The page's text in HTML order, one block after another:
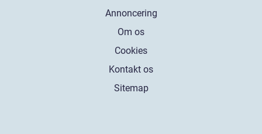
Annoncering
Om os
Cookies
Kontakt os
Sitemap